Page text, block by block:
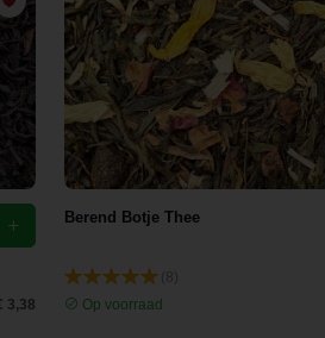
3,38
Berend Botje Thee
Op voorraad